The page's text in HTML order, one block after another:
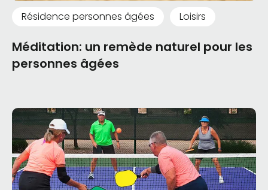
Résidence personnes âgées Loisirs
Méditation: un remède naturel pour les
personnes âgées